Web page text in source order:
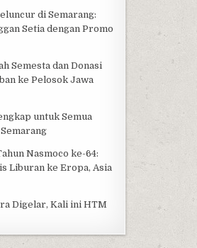
di Semarang:
Setia dengan Promo
Semesta dan Donasi
ke Pelosok Jawa
untuk Semua
Nasmoco ke-64:
Liburan ke Eropa, Asia
Digelar, Kali ini HTM